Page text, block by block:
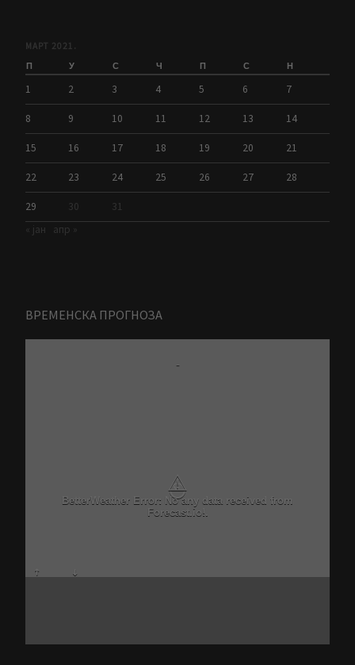
МАРТ 2021.
П У С Ч П С Н
1 2 3 4 5 6 7
8 9 10 11 12 13 14
15 16 17 18 19 20 21
22 23 24 25 26 27 28
29 30
31
« јан
апр »
ВРЕМЕНСКА ПРОГНОЗА
-
⚠
BetterWeather Error: No any data received from
Forecast.io!.